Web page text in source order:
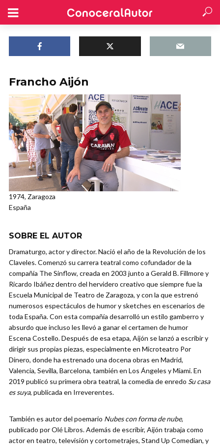
Francho Aijón
1974, Zaragoza
España
SOBRE EL AUTOR
Dramaturgo, actor y director. Nació el año de la Revolución de los
Claveles. Comenzó su carrera teatral como cofundador de la
compañía The Sinflow, creada en 2003 junto a Gerald B. Fillmore y
Ricardo Ibáñez dentro del hervidero creativo que siempre fue la
Escuela Municipal de Teatro de Zaragoza, y con la que estrenó
numerosos espectáculos de humor y sketches en escenarios de
toda España. Con esta compañía desarrolló un estilo gamberro y
absurdo que incluso les llevó a ganar el certamen de humor
Escena Costello. Después de esa etapa, Aijón se lanzó a escribir y
dirigir sus propias piezas, especialmente en Microteatro Por
Dinero, donde ha estrenado una docena obras en Madrid,
Valencia, Sevilla, Barcelona, también en Los Ángeles y Miami. En
2019 publicó su primera obra teatral, la comedia de enredo Su casa
es suya, publicada en Irreverentes.
También es autor del poemario Nubes con forma de nube,
publicado por Olé Libros. Además de escribir, Aijón trabaja como
actor en teatro, televisión y cortometrajes, Stand Up Comedian, y